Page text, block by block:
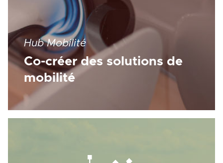
Hub Mobilité
Co-créer des solutions de
mobilité